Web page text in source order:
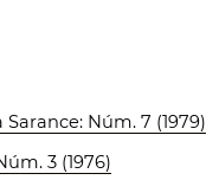
Sarance: Núm. 7 (1979)
3 (1976)